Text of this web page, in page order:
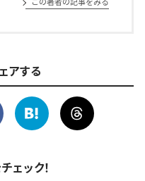
アする
ェック！